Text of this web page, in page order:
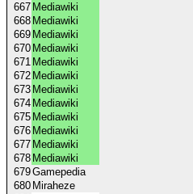
667 Mediawiki
668 Mediawiki
669 Mediawiki
670 Mediawiki
671 Mediawiki
672 Mediawiki
673 Mediawiki
674 Mediawiki
675 Mediawiki
676 Mediawiki
677 Mediawiki
678 Mediawiki
679Gamepedia
680 Miraheze